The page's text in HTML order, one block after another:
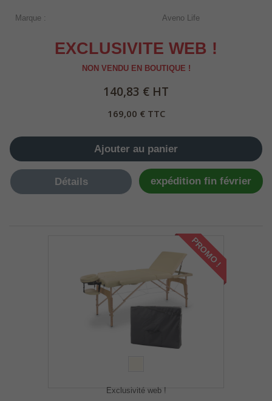
Marque : Aveno Life
EXCLUSIVITE WEB !
NON VENDU EN BOUTIQUE !
140,83 € HT
169,00 € TTC
Ajouter au panier
Détails expédition fin février
PROMO !
Exclusivité web !